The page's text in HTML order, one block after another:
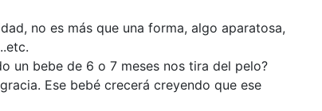
no es más que una forma, algo aparatosa,
un bebe de 6 o 7 meses nos tira del pelo?
Ese bebé crecerá creyendo que ese